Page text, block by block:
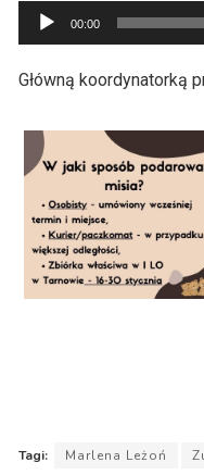
Odtwarzacz
plików
dźwiękowych
00:00
Główną koordynatorką
Tagi: Marlena Leżoń